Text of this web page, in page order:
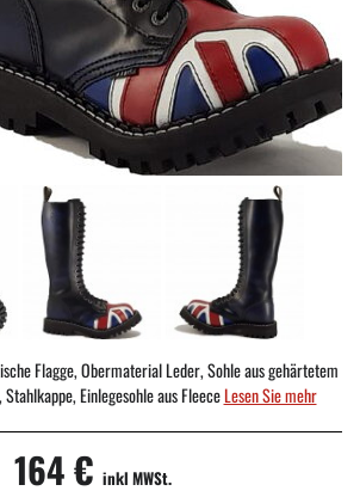
Flagge, Obermaterial Leder, Sohle aus gehärtetem
Einlegesohle aus FleeceLesen Sie mehr
164 € inkl MWSt.